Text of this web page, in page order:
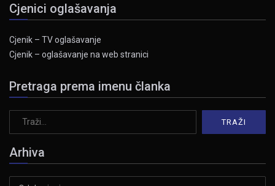
Cjenici oglašavanja
Cjenik – TV oglašavanje
Cjenik – oglašavanje na web stranici
Pretraga prema imenu članka
Arhiva